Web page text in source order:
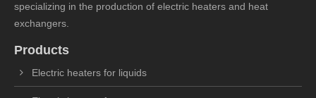
specializing in the production of electric heaters and heat
exchangers.
Products
Electric heaters for liquids